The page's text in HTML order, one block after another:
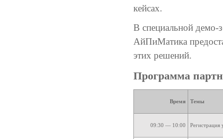
кейсах.
В специальной демо-
АйПиМатика
этих решений.
Программа
Время Темы
09:30 — 10:00 Регистрация